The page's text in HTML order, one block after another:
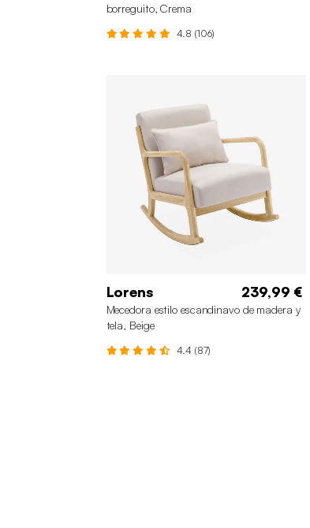
borreguito, Crema
4.8 (106)
Lorens 239,99 €
Mecedora estilo escandinavo de madera y
tela, Beige
4.4 (87)